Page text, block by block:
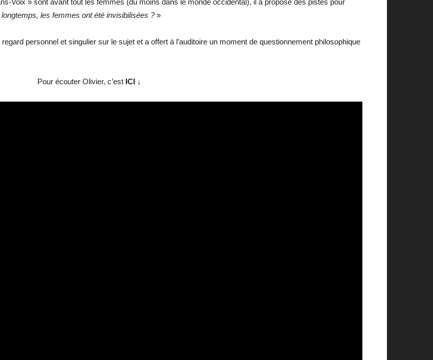
Voix » sont avant tout les femmes (du moins dans le monde occidental), il a proposé des pistes pour
longtemps, les femmes ont été invisibilisées ?»
personnel et singulier sur le sujet et a offert à l’auditoire un moment de questionnement philosophique
Pour écouter Olivier, c’est ICI ↓